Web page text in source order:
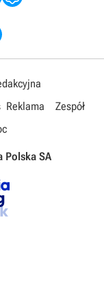
Reklama
Zespół
Polska SA